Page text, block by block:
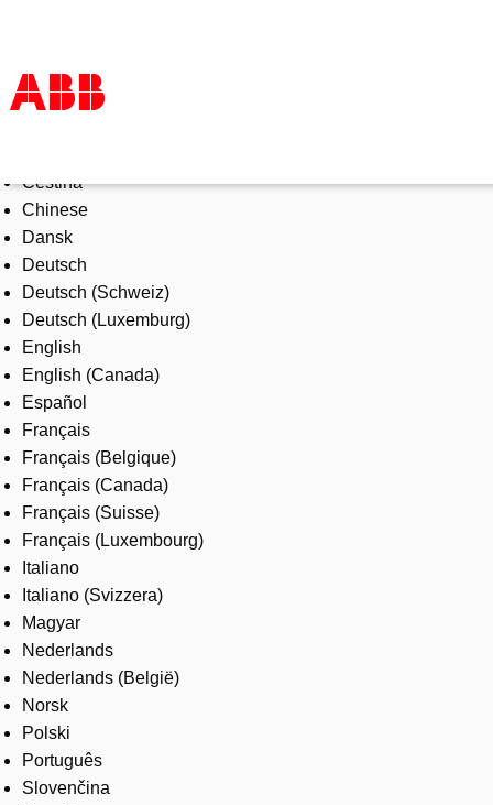
Products & Solutions
Industries
Services
About us
Where to buy
Contact us
Careers
Čeština
Chinese
Dansk
Deutsch
Deutsch (Schweiz)
Deutsch (Luxemburg)
English
English (Canada)
Español
Français
Français (Belgique)
Français (Canada)
Français (Suisse)
Français (Luxembourg)
Italiano
Italiano (Svizzera)
Magyar
Nederlands
Nederlands (België)
Norsk
Polski
Português
Slovenčina